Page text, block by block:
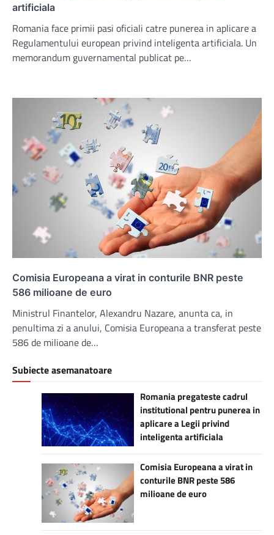
artificiala
Romania face primii pasi oficiali catre punerea in aplicare a
Regulamentului european privind inteligenta artificiala. Un
memorandum guvernamental publicat pe…
Comisia Europeana a virat in conturile BNR peste
586 milioane de euro
Ministrul Finantelor, Alexandru Nazare, anunta ca, in
penultima zi a anului, Comisia Europeana a transferat peste
586 de milioane de…
Subiecte asemanatoare
Romania pregateste cadrul
institutional pentru punerea in
aplicare a Legii privind
inteligenta artificiala
Comisia Europeana a virat in
conturile BNR peste 586
milioane de euro